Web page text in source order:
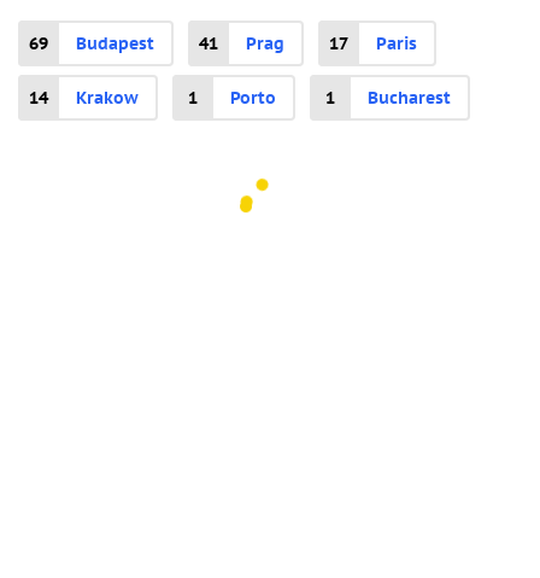
69 Budapest 41 Prag 17 Paris
14 Krakow 1 Porto 1 Bucharest